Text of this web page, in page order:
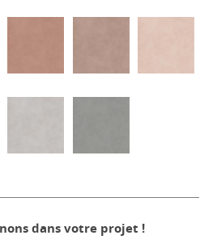
dans votre projet !